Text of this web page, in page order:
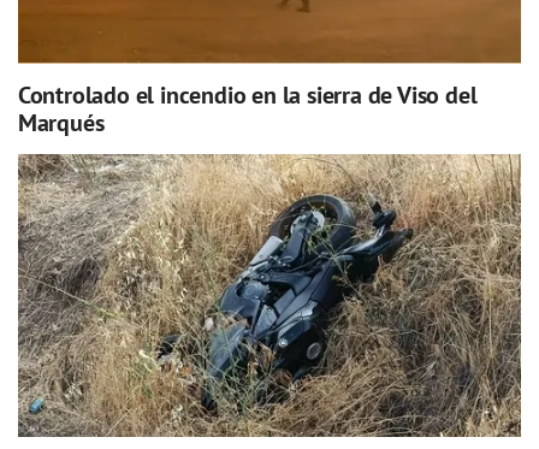
Controlado el incendio en la sierra de Viso del
Marqués